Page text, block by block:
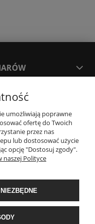
I KOSZTY DOSTAWY
umożliwiają poprawne
ofertę do Twoich
przez nas
lub dostosować użycie
opcję "Dostosuj zgody".
naszej Polityce